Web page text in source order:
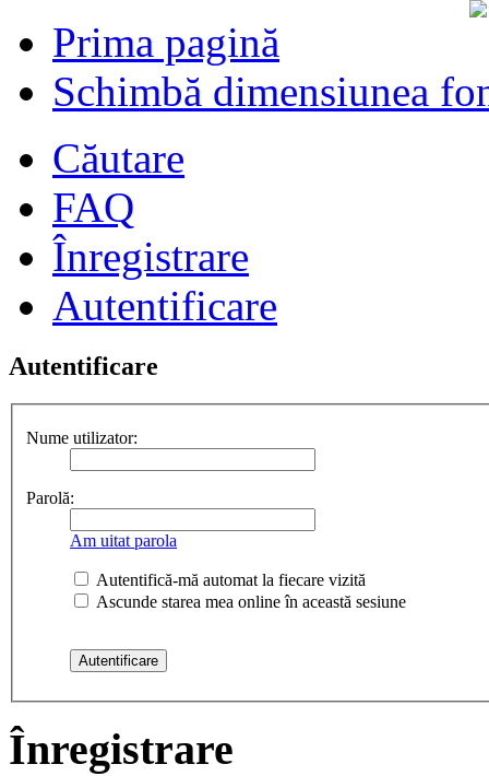
Prima pagină
Schimbă dimensiunea
Căutare
FAQ
Înregistrare
Autentificare
Autentificare
Nume utilizator:
Parolă:
Am uitat parola
Autentifică-mă automat la fiecare vizită
Ascunde starea mea online în această sesiune
Înregistrare